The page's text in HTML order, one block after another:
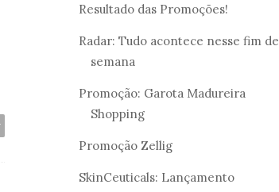
Resultado das Promoções!
Radar: Tudo acontece nesse fim de
semana
Promoção: Garota Madureira
Shopping
Promoção Zellig
SkinCeuticals: Lançamento